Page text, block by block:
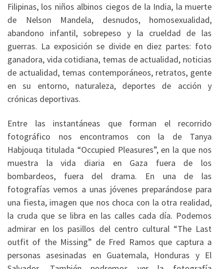
Filipinas, los niños albinos ciegos de la India, la muerte
de Nelson Mandela, desnudos, homosexualidad,
abandono infantil, sobrepeso y la crueldad de las
guerras. La exposición se divide en diez partes: foto
ganadora, vida cotidiana, temas de actualidad, noticias
de actualidad, temas contemporáneos, retratos, gente
en su entorno, naturaleza, deportes de acción y
crónicas deportivas.
Entre las instantáneas que forman el recorrido
fotográfico nos encontramos con la de Tanya
Habjouqa titulada “Occupied Pleasures”, en la que nos
muestra la vida diaria en Gaza fuera de los
bombardeos, fuera del drama. En una de las
fotografías vemos a unas jóvenes preparándose para
una fiesta, imagen que nos choca con la otra realidad,
la cruda que se libra en las calles cada día. Podemos
admirar en los pasillos del centro cultural “The Last
outfit of the Missing” de Fred Ramos que captura a
personas asesinadas en Guatemala, Honduras y El